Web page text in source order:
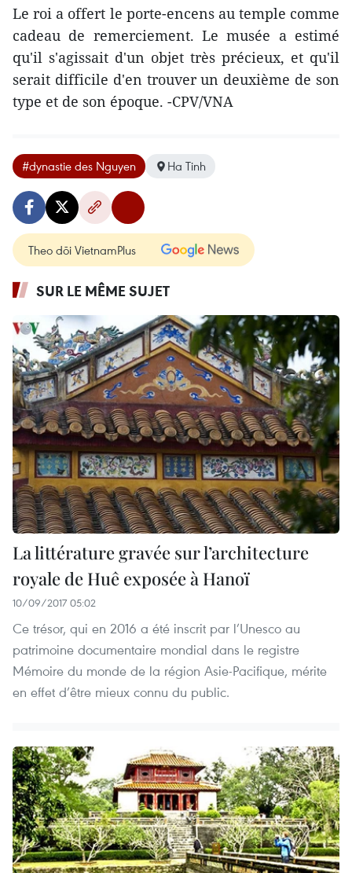
Le roi a offert le porte-encens au temple comme
cadeau de remerciement. Le musée a estimé
qu'il s'agissait d'un objet très précieux, et qu'il
serait difficile d'en trouver un deuxième de son
type et de son époque. -CPV/VNA
#dynastie des Nguyen Ha Tinh
Theo dõi VietnamPlus
SUR LE MÊME SUJET
La littérature gravée sur l’architecture
royale de Huê exposée à Hanoï
10/09/2017 05:02
Ce trésor, qui en 2016 a été inscrit par l’Unesco au
patrimoine documentaire mondial dans le registre
Mémoire du monde de la région Asie-Pacifique, mérite
en effet d’être mieux connu du public.